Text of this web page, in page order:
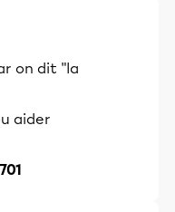
on dit "la
aider